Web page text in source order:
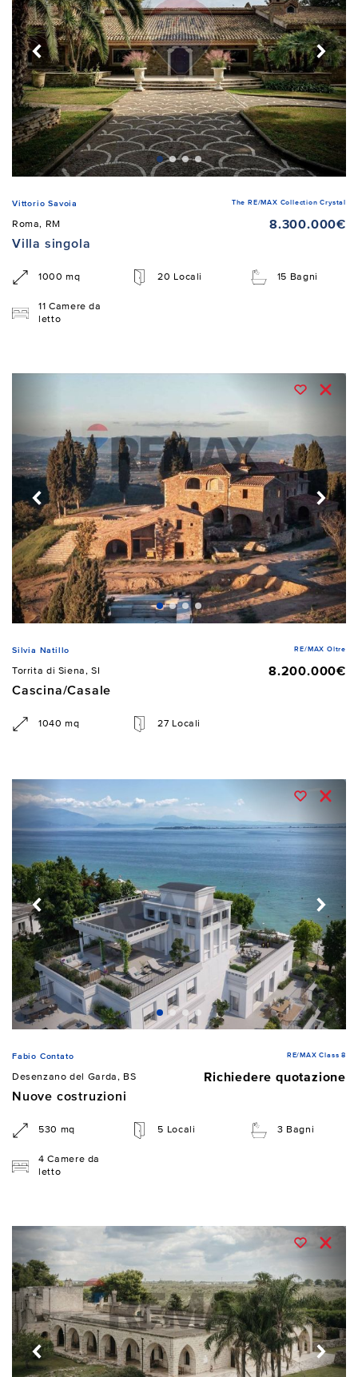
Vittorio Savoia The RE/MAX Collection Crystal
Roma, RM
8.300.000€
Villa singola
1000 mq 20 Locali 15 Bagni
11 Camere da
letto
Silvia Natillo RE/MAX Oltre
Torrita di Siena, SI
8.200.000€
Cascina/Casale
1040 mq 27 Locali
Fabio Contato RE/MAX Class 8
Desenzano del Garda, BS
Richiedere quotazione
Nuove costruzioni
530 mq 5 Locali 3 Bagni
4 Camere da
letto